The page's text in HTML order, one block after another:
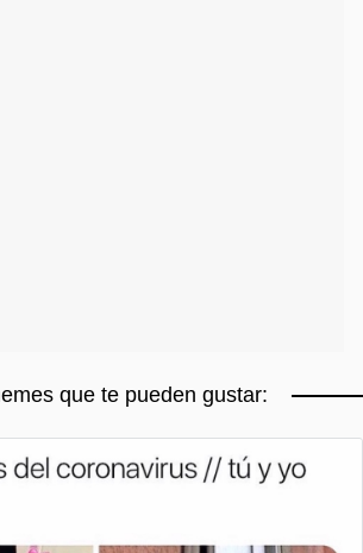
que te pueden gustar: